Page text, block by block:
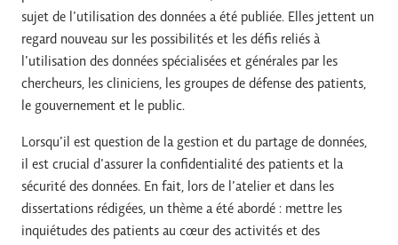
sujet de l’utilisation des données a été publiée. Elles jettent un
regard nouveau sur les possibilités et les défis reliés à
l’utilisation des données spécialisées et générales par les
chercheurs, les cliniciens, les groupes de défense des patients,
le gouvernement et le public.
Lorsqu’il est question de la gestion et du partage de données,
il est crucial d’assurer la confidentialité des patients et la
sécurité des données. En fait, lors de l’atelier et dans les
dissertations rédigées, un thème a été abordé : mettre les
inquiétudes des patients au cœur des activités et des